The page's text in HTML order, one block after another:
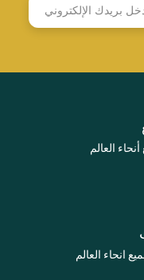
العالم
انحاء العالم